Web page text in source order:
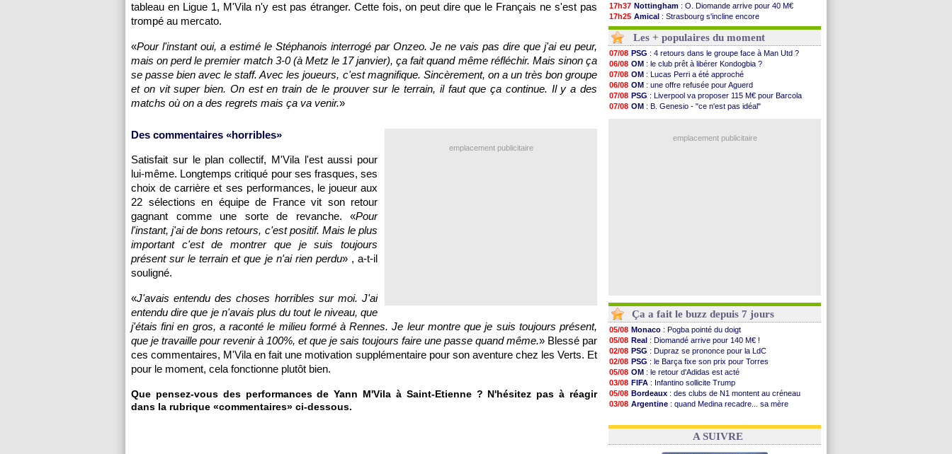
tableau en Ligue 1, M'Vila n'y est pas étranger. Cette fois, on peut dire que le Français ne s'est pas
trompé au mercato.
«Pour l'instant oui, a estimé le Stéphanois interrogé par Onzeo. Je ne vais pas dire que j'ai eu peur,
mais on perd le premier match 3-0 (à Metz le 17 janvier), ça fait quand même réfléchir. Mais sinon ça
se passe bien avec le staff. Avec les joueurs, c'est magnifique. Sincèrement, on a un très bon groupe
et on vit super bien. On est en train de le prouver sur le terrain, il faut que ça continue. Il y a des
matchs où on a des regrets mais ça va venir.»
emplacement publicitaire
Des commentaires «horribles»
Satisfait sur le plan collectif, M'Vila l'est aussi pour
lui-même. Longtemps critiqué pour ses frasques, ses
choix de carrière et ses performances, le joueur aux
22 sélections en équipe de France vit son retour
gagnant comme une sorte de revanche. «Pour
l'instant, j'ai de bons retours, c'est positif. Mais le plus
important c'est de montrer que je suis toujours
présent sur le terrain et que je n'ai rien perdu» , a-t-il
souligné.
«J'avais entendu des choses horribles sur moi. J'ai
entendu dire que je n'avais plus du tout le niveau, que
j'étais fini en gros, a raconté le milieu formé à Rennes. Je leur montre que je suis toujours présent,
que je travaille pour revenir à 100%, et que je sais toujours faire une passe quand même.» Blessé par
ces commentaires, M'Vila en fait une motivation supplémentaire pour son aventure chez les Verts. Et
pour le moment, cela fonctionne plutôt bien.
Que pensez-vous des performances de Yann M'Vila à Saint-Etienne ? N'hésitez pas à réagir
dans la rubrique «commentaires» ci-dessous.
17h37 Nottingham : O. Diomande arrive pour 40 M€
17h25 Amical : Strasbourg s'incline encore
17h08 Amical: Lille s'impose à Hambourg
16h55
Lens: Ganiou prolongé jusqu'en 2030 (officiel)
16h31 OM: le PSG, les précisions de Benatia
16h11
Amical: Paris SG-Man Utd, les compos
16h06
Amical: Chelsea corrige l'AC Milan
15h48
Argentine : Messi perd son papa
15h41
Amical: l'Inter s'offre la Juventus
15h21
Atletico: Almada rejoint River Plate (off.)
15h14
Monaco : Camara a la cote en Angleterre
: ça négocie avec le Barça pour Torres
Les + populaires du moment
07/08 PSG : 4 retours dans le groupe face à Man Utd ?
06/08 OM : le club prêt à libérer Kondogbia ?
07/08 OM : Lucas Perri a été approché
06/08 OM : une offre refusée pour Aguerd
07/08 PSG : Liverpool va proposer 115 M€ pour Barcola
07/08 OM : B. Genesio - "ce n'est pas idéal"
emplacement publicitaire
Ça a fait le buzz depuis 7 jours
05/08 Monaco : Pogba pointé du doigt
05/08 Real : Diomandé arrive pour 140 M€ !
02/08 PSG : Dupraz se prononce pour la LdC
02/08 PSG : le Barça fixe son prix pour Torres
05/08 OM : le retour d'Adidas est acté
03/08 FIFA : Infantino sollicite Trump
05/08 Bordeaux : des clubs de N1 montent au créneau
03/08 Argentine : quand Medina recadre... sa mère
03/08 OM: Paixão attire un 2e club anglais
A SUIVRE